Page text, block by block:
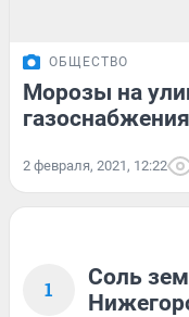
ОБЩЕСТВО
Морозы на
2 февраля, 2021, 12:22
1
Соль